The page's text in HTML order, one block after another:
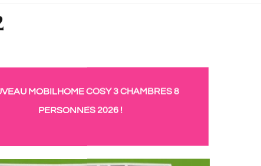
MOBILHOME COSY 3 CHAMBRES 8
PERSONNES 2026 !